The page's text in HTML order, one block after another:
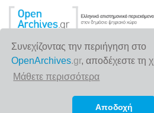
Συνεχίζοντας την περιήγηση στο
OpenArchives.gr, αποδέχεστε τη
Μάθετε περισσότερα
Αποδοχή